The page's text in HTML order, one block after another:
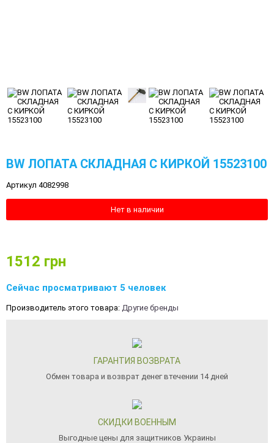
BW ЛОПАТА СКЛАДНАЯ С КИРКОЙ 15523100
Артикул 4082998
Нет в наличии
1512 грн
Сейчас просматривают 5 человек
Производитель этого товара: Другие бренды
ГАРАНТИЯ ВОЗВРАТА
Обмен товара и возврат денег втечении 14 дней
СКИДКИ ВОЕННЫМ
Выгодные цены для защитников Украины